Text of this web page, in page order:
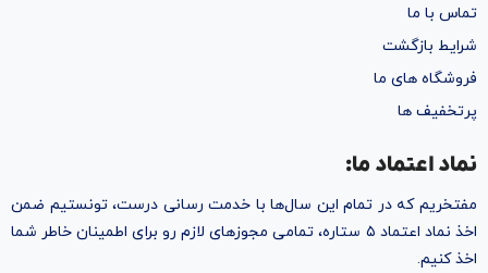
تماس با ما
شرایط بازگشت
فروشگاه های ما
پرتخفیف ها
نماد اعتماد ما:
مفتخریم که در تمام این سال‌ها با خدمت رسانی درست، تونستیم ضمن
اخذ نماد اعتماد ۵ ستاره، تمامی مجوز‌های لازم رو برای اطمینان خاطر شما
اخذ کنیم.